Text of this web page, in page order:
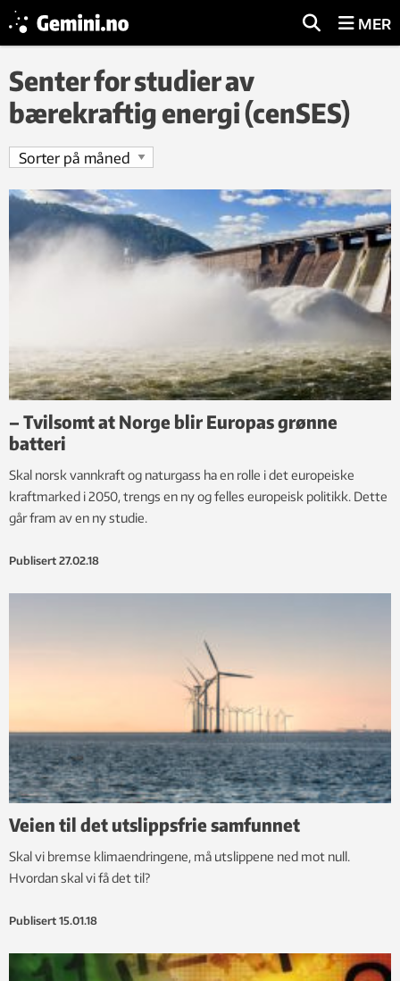
MER
Senter for studier av
bærekraftig energi (cenSES)
– Tvilsomt at Norge blir Europas grønne
batteri
Skal norsk vannkraft og naturgass ha en rolle i det europeiske
kraftmarked i 2050, trengs en ny og felles europeisk politikk. Dette
går fram av en ny studie.
Publisert 27.02.18
Veien til det utslippsfrie samfunnet
Skal vi bremse klimaendringene, må utslippene ned mot null.
Hvordan skal vi få det til?
Publisert 15.01.18